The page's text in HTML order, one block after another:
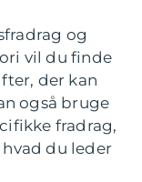
og
vil du finde
der kan
også bruge
fradrag,
du leder